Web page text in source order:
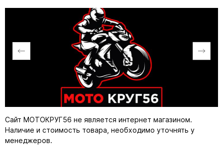
Сайт МОТОКРУГ56 не является интернет магазином.
Наличие и стоимость товара, необходимо уточнять у
менеджеров.